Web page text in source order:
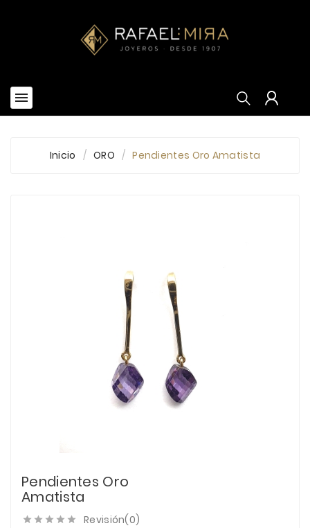


Inicio ORO Pendientes Oro Amatista
Pendientes Oro
Amatista
     Revisión(0)